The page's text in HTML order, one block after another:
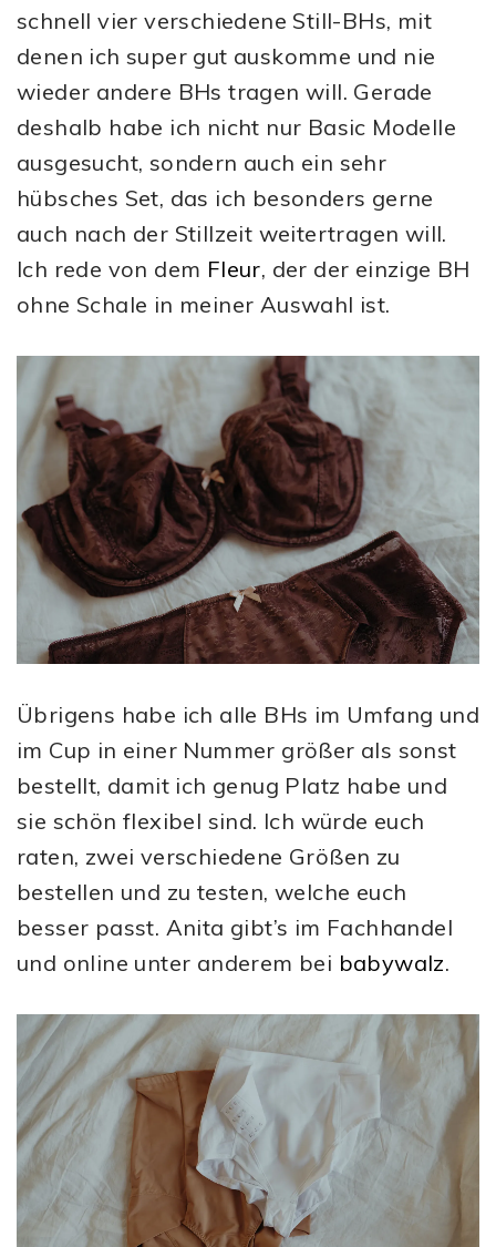
schnell vier verschiedene Still-BHs, mit
denen ich super gut auskomme und nie
wieder andere BHs tragen will. Gerade
deshalb habe ich nicht nur Basic Modelle
ausgesucht, sondern auch ein sehr
hübsches Set, das ich besonders gerne
auch nach der Stillzeit weitertragen will.
Ich rede von dem Fleur, der der einzige BH
ohne Schale in meiner Auswahl ist.
Übrigens habe ich alle BHs im Umfang und
im Cup in einer Nummer größer als sonst
bestellt, damit ich genug Platz habe und
sie schön flexibel sind. Ich würde euch
raten, zwei verschiedene Größen zu
bestellen und zu testen, welche euch
besser passt. Anita gibt’s im Fachhandel
und online unter anderem bei babywalz.